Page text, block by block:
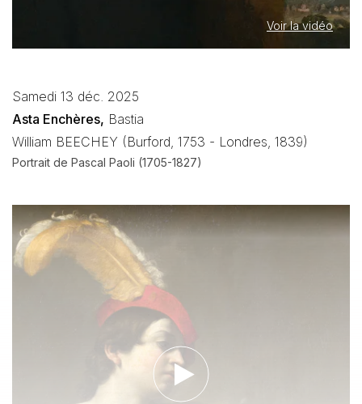
Voir la vidéo
Samedi 13 déc. 2025
Asta Enchères, Bastia
William BEECHEY (Burford, 1753 - Londres, 1839)
Portrait de Pascal Paoli (1705-1827)